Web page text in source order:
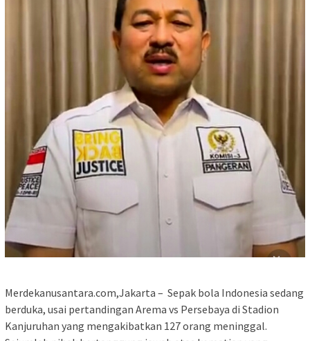
Merdekanusantara.com,Jakarta – Sepak bola Indonesia sedang
berduka, usai pertandingan Arema vs Persebaya di Stadion
Kanjuruhan yang mengakibatkan 127 orang meninggal.